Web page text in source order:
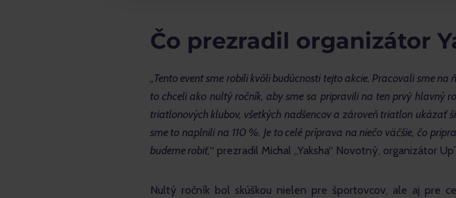
Čo prezradil organizátor
„Tento event sme robili kvôli budúcnosti tejto akcie. Pracovali sme na
to chceli ako nultý ročník, aby sme sa pripravili na ten prvý hlavný
triatlonových klubov, všetkých nadšencov a zároveň triatlon ukázať
sme to naplnili na 110 %. Je to celé príprava na niečo väčšie, čo
budeme robiť,“ prezradil Michal „Yaksha“ Novotný, organizátor
Nultý ročník bol skúškou nielen pre športovcov, ale aj pre